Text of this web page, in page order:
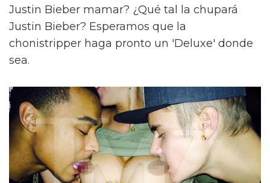
Justin Bieber mamar? ¿Qué tal la chupará
Justin Bieber? Esperamos que la
chonistripper haga pronto un 'Deluxe' donde
sea.